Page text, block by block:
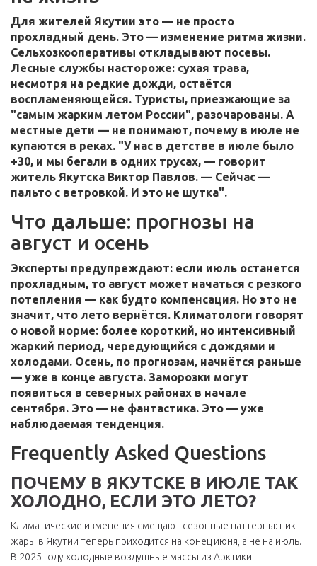
Для жителей Якутии это — не просто
прохладный день. Это — изменение ритма жизни.
Сельхозкооперативы откладывают посевы.
Лесные службы настороже: сухая трава,
несмотря на редкие дожди, остаётся
воспламеняющейся. Туристы, приезжающие за
"самым жарким летом России", разочарованы. А
местные дети — не понимают, почему в июле не
купаются в реках. "У нас в детстве в июле было
+30, и мы бегали в одних трусах, — говорит
житель Якутска Виктор Павлов. — Сейчас —
пальто с ветровкой. И это не шутка".
Что дальше: прогнозы на
август и осень
Эксперты предупреждают: если июль останется
прохладным, то август может начаться с резкого
потепления — как будто компенсация. Но это не
значит, что лето вернётся. Климатологи говорят
о новой норме: более короткий, но интенсивный
жаркий период, чередующийся с дождями и
холодами. Осень, по прогнозам, начнётся раньше
— уже в конце августа. Заморозки могут
появиться в северных районах в начале
сентября. Это — не фантастика. Это — уже
наблюдаемая тенденция.
Frequently Asked Questions
ПОЧЕМУ В ЯКУТСКЕ В ИЮЛЕ ТАК
ХОЛОДНО, ЕСЛИ ЭТО ЛЕТО?
Климатические изменения смещают сезонные паттерны: пик
жары в Якутии теперь приходится на конец июня, а не на июль.
В 2025 году холодные воздушные массы из Арктики